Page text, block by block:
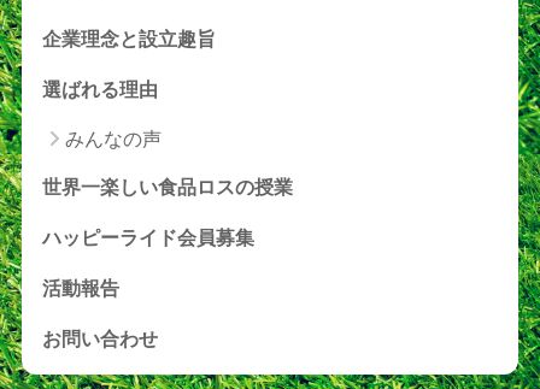
企業理念と設立趣旨
選ばれる理由
みんなの声
世界一楽しい食品ロスの授業
ハッピーライド会員募集
活動報告
お問い合わせ